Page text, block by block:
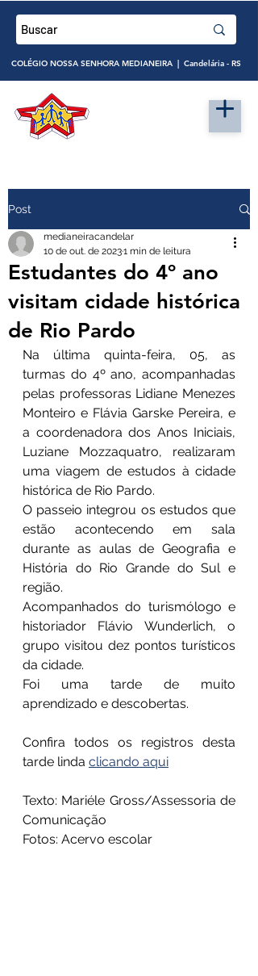
COLÉGIO NOSSA SENHORA MEDIANEIRA | Candelária - RS
Post
Estudantes do 4º ano
visitam cidade histórica
de Rio Pardo
medianeiracandelar
10 de out. de 20231 min de leitura
Na última quinta-feira, 05, as
turmas do 4º ano, acompanhadas
pelas professoras Lidiane Menezes
Monteiro e Flávia Garske Pereira, e
a coordenadora dos Anos Iniciais,
Luziane Mozzaquatro, realizaram
uma viagem de estudos à cidade
histórica de Rio Pardo.
O passeio integrou os estudos que
estão acontecendo em sala
durante as aulas de Geografia e
História do Rio Grande do Sul e
região.
Acompanhados do turismólogo e
historiador Flávio Wunderlich, o
grupo visitou dez pontos turísticos
da cidade.
Foi uma tarde de muito
aprendizado e descobertas.
Confira todos os registros desta
tarde linda clicando aqui
Texto: Mariéle Gross/Assessoria de
Comunicação
Fotos: Acervo escolar